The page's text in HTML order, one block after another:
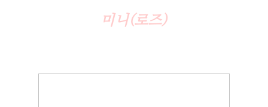
미니(로즈)